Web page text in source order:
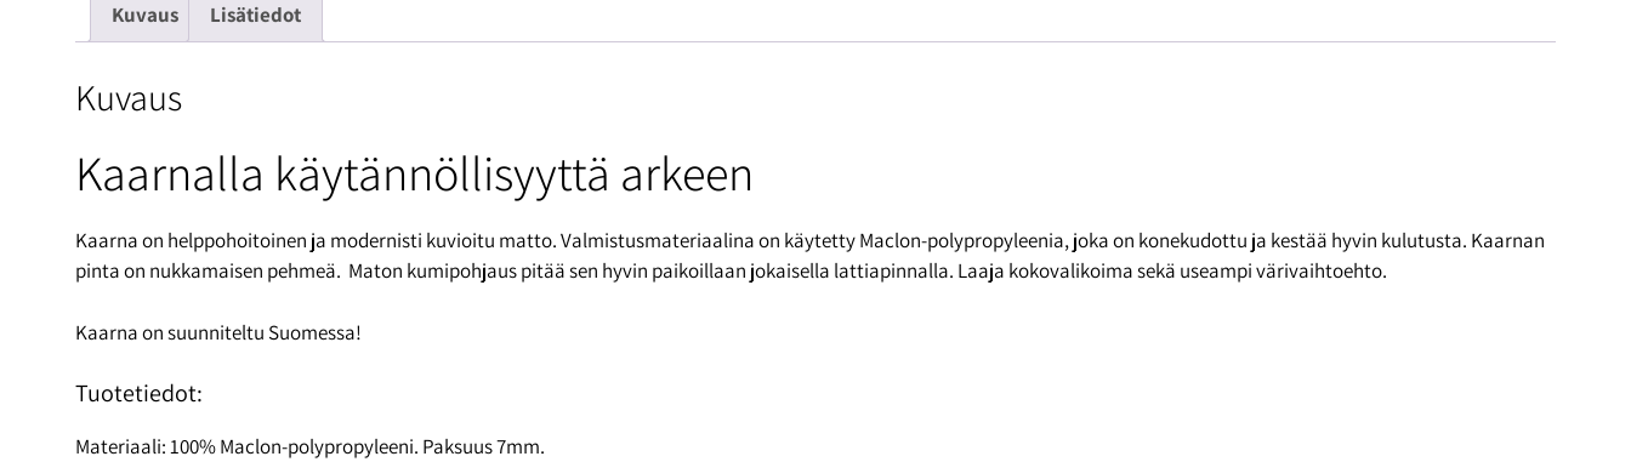
Kuvaus Lisätiedot
Kuvaus
Kaarnalla käytännöllisyyttä arkeen
Kaarna on helppohoitoinen ja modernisti kuvioitu matto. Valmistusmateriaalina on käytetty Maclon-polypropyleenia, joka on konekudottu ja kestää hyvin kulutusta. Kaarnan
pinta on nukkamaisen pehmeä. Maton kumipohjaus pitää sen hyvin paikoillaan jokaisella lattiapinnalla. Laaja kokovalikoima sekä useampi värivaihtoehto.
Kaarna on suunniteltu Suomessa!
Tuotetiedot:
Materiaali: 100% Maclon-polypropyleeni. Paksuus 7mm.